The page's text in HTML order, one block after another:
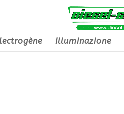
Illuminazione